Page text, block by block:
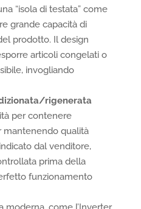
“isola di testata” come
grande capacità di
prodotto. Il design
articoli congelati o
invogliando
rigenerata
per contenere
mantenendo qualità
dal venditore,
prima della
funzionamento